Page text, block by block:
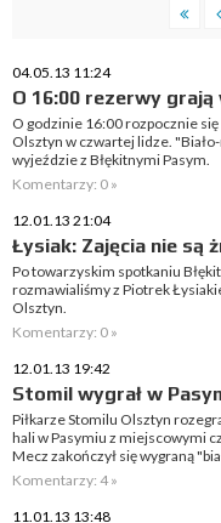
04.05.13 11:24
O 16:00 rezerwy grają
O godzinie 16:00 rozpocznie
Olsztyn w czwartej lidze.
wyjeździe z Błękitnymi Pasym.
Komentarzy: 0 »
12.01.13 21:04
Łysiak: Zajęcia nie są
Po towarzyskim spotkaniu
rozmawialiśmy z Piotrek
Olsztyn.
Komentarzy: 0 »
12.01.13 19:42
Stomil wygrał w
Piłkarze Stomilu Olsztyn
hali w Pasymiu z miejscowymi
Mecz zakończył się wygraną
Komentarzy: 4 »
11.01.13 13:48